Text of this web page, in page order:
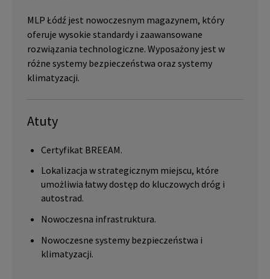
MLP Łódź jest nowoczesnym magazynem, który
oferuje wysokie standardy i zaawansowane
rozwiązania technologiczne. Wyposażony jest w
różne systemy bezpieczeństwa oraz systemy
klimatyzacji.
Atuty
Certyfikat BREEAM.
Lokalizacja w strategicznym miejscu, które
umożliwia łatwy dostęp do kluczowych dróg i
autostrad.
Nowoczesna infrastruktura.
Nowoczesne systemy bezpieczeństwa i
klimatyzacji.